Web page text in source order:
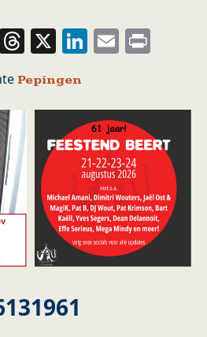
WhatsApp
Threads
X LinkedIn
Email
Pepingen